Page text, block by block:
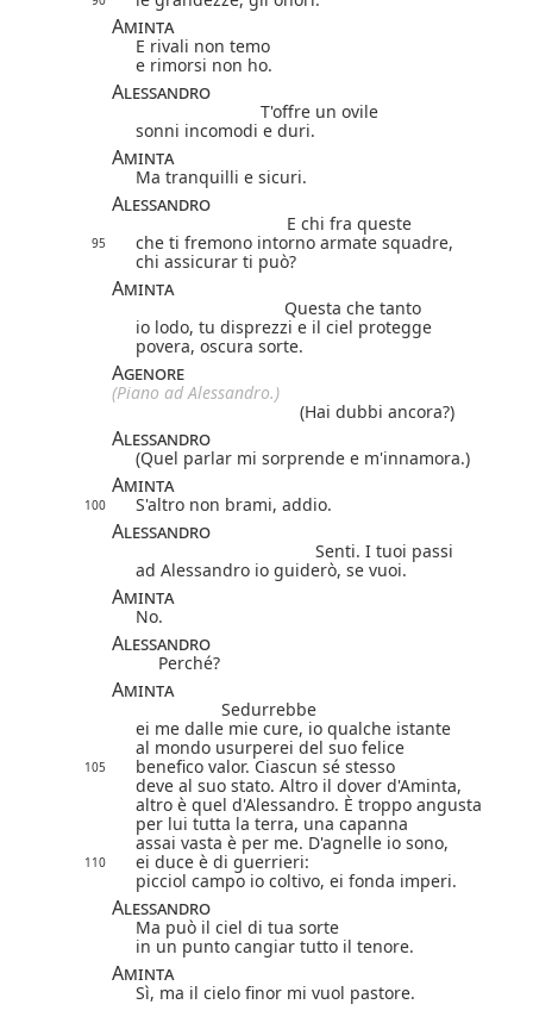
Aminta
E rivali non temo
e rimorsi non ho.
Alessandro
T'offre un ovile
sonni incomodi e duri.
Aminta
Ma tranquilli e sicuri.
Alessandro
E chi fra queste
95
che ti fremono intorno armate squadre,
chi assicurar ti può?
Aminta
Questa che tanto
io lodo, tu disprezzi e il ciel protegge
povera, oscura sorte.
Agenore
(Piano ad Alessandro.)
(Hai dubbi ancora?)
Alessandro
(Quel parlar mi sorprende e m'innamora.)
Aminta
100 S'altro non brami, addio.
Alessandro
Senti. I tuoi passi
ad Alessandro io guiderò, se vuoi.
Aminta
No.
Alessandro
Perché?
Aminta
Sedurrebbe
ei me dalle mie cure, io qualche istante
al mondo usurperei del suo felice
105
benefico valor. Ciascun sé stesso
deve al suo stato. Altro il dover d'Aminta,
altro è quel d'Alessandro. È troppo angusta
per lui tutta la terra, una capanna
assai vasta è per me. D'agnelle io sono,
110
ei duce è di guerrieri:
picciol campo io coltivo, ei fonda imperi.
Alessandro
Ma può il ciel di tua sorte
in un punto cangiar tutto il tenore.
Aminta
Sì, ma il cielo finor mi vuol pastore.